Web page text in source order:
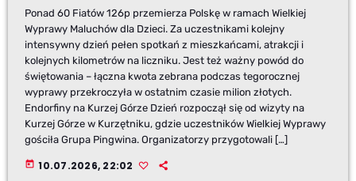
Ponad 60 Fiatów 126p przemierza Polskę w ramach Wielkiej
Wyprawy Maluchów dla Dzieci. Za uczestnikami kolejny
intensywny dzień pełen spotkań z mieszkańcami, atrakcji i
kolejnych kilometrów na liczniku. Jest też ważny powód do
świętowania – łączna kwota zebrana podczas tegorocznej
wyprawy przekroczyła w ostatnim czasie milion złotych.
Endorfiny na Kurzej Górze Dzień rozpoczął się od wizyty na
Kurzej Górze w Kurzętniku, gdzie uczestników Wielkiej Wyprawy
gościła Grupa Pingwina. Organizatorzy przygotowali […]
today 10.07.2026, 22:02